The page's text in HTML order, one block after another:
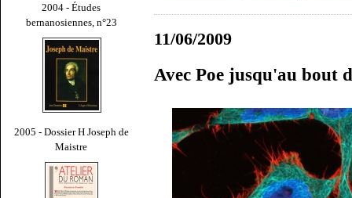
2004 - Études
bernanosiennes, n°23
2005 - Dossier H Joseph de
Maistre
11/06/2009
Avec Poe jusqu'au bout